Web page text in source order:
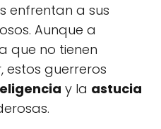
enfrentan a sus
Aunque a
que no tienen
guerreros
y la astucia